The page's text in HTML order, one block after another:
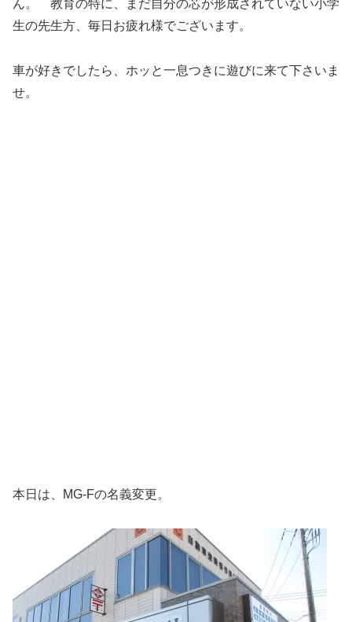
ん。 教育の特に、まだ自分の芯が形成されていない小学
生の先生方、毎日お疲れ様でございます。
車が好きでしたら、ホッと一息つきに遊びに来て下さいま
せ。
本日は、MG-Fの名義変更。